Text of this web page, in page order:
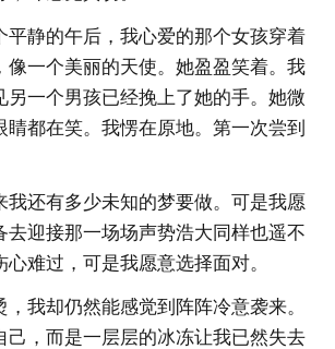
平静的午后，我心爱的那个女孩穿着
像一个美丽的天使。她盈盈笑着。我
另一个男孩已经挽上了她的手。她微
睛都在笑。我愣在原地。第一次尝到
我还有多少未知的梦要做。可是我愿
去迎接那一场场声势浩大同样也遥不
难过，可是我愿意选择面对。
，我却仍然能感觉到阵阵冷意袭来。
己，而是一层层的冰冻让我已然失去